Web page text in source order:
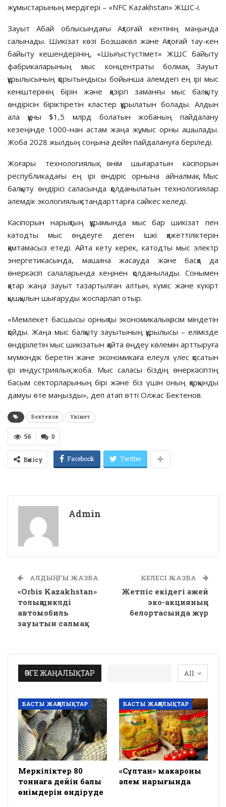
жұмыстарының мердігері – «NFC Kazakhstan» ЖШС-і.
Зауыт Абай облысындағы Ақтоғай кентінің маңында
салынады. Шикізат көзі Бозшакөл және Ақтоғай тау-кен
байыту кешендерінің, «Шығыстүстімет» ЖШС байыту
фабрикаларының мыс концентраты болмақ. Зауыт
құрылысының қорытындысы бойынша әлемдегі ең ірі мыс
кеніштерінің бірін және қазіргі заманғы мыс балқыту
өндірісін біріктіретін кластер құрылатын болады. Алдын
ала құны $1,5 млрд болатын жобаның пайдалану
кезеңінде 1000-нан астам жаңа жұмыс орны ашылады.
Жоба 2028 жылдың соңына дейін пайдалануға беріледі.
Жоғары технологиялық өнім шығаратын кәсіпорын
республикадағы ең ірі өндіріс орнына айналмақ. Мыс
балқыту өндірісі саласында қолданылатын технологиялар
әлемдік экологиялық стандарттарға сәйкес келеді.
Кәсіпорын нарықтың құрамында мыс бар шикізат пен
катодты мыс өңдеуге деген ішкі қажеттіліктерін
қамтамасыз етеді. Айта кету керек, катодты мыс электр
энергетикасында, машина жасауда және басқа да
өнеркәсіп салаларында кеңінен қолданылады. Сонымен
қатар жаңа зауыт тазартылған алтын, күміс және күкірт
қышқылын шығаруды жоспарлап отыр.
«Мемлекет басшысы орнықты экономикалық өсім міндетін
қойды. Жаңа мыс балқыту зауытының құрылысы – елімізде
өндірілетін мыс шикізатын қайта өңдеу көлемін арттыруға
мүмкіндік беретін және экономикаға елеулі үлес қосатын
ірі индустриялық жоба. Мыс саласы біздің өнеркәсіптің
басым секторларының бірі және біз үшін оның қарқынды
дамуы өте маңызды», деп атап өтті Олжас Бектенов.
Бектенов Үкімет
0
56
Бөлісу Facebook Twitter
Admin
АЛДЫҢҒЫ ЖАЗБА
«Orbis Kazakhstan»
толық циклді
автомобиль
зауытын салмақ
КЕЛЕСІ ЖАЗБА
Жетпіс екідегі әжей
эко-акцияның
белортасында жүр
All
ӨЗГЕ ЖАҢАЛЫҚТАР
БАСТЫ ЖАҢАЛЫҚТАР
Меркіліктер 80
тоннаға дейін балық
өнімдерін өндіруде
БАСТЫ ЖАҢАЛЫҚТАР
«Сұлтан» макароны
әлем нарығында